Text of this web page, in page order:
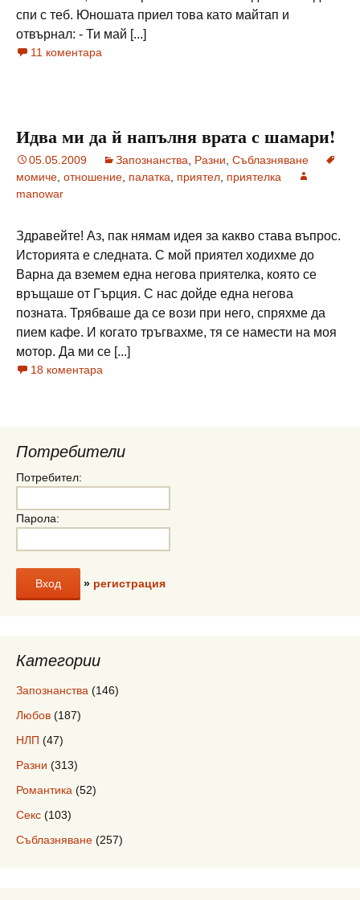
спи с теб. Юношата приел това като майтап и
отвърнал: - Ти май [...]
11 коментара
Идва ми да й напълня врата с шамари!
05.05.2009 Запознанства Разни Съблазняване
момиче отношение палатка приятел приятелка
manowar
Здравейте! Аз, пак нямам идея за какво става въпрос.
Историята е следната. С мой приятел ходихме до
Варна да вземем една негова приятелка, която се
връщаше от Гърция. С нас дойде една негова
позната. Трябваше да се вози при него, спряхме да
пием кафе. И когато тръгвахме, тя се намести на моя
мотор. Да ми се [...]
18 коментара
Потребители
Потребител:
Парола:
» регистрация
Категории
Запознанства (146)
Любов (187)
НЛП (47)
Разни (313)
Романтика (52)
Секс (103)
Съблазняване (257)